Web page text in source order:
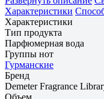
Характеристики
Характеристики
Тип продукта
Парфюмерная вода
Группы нот
Гурманские
Бренд
Demeter Fragrance
Объем